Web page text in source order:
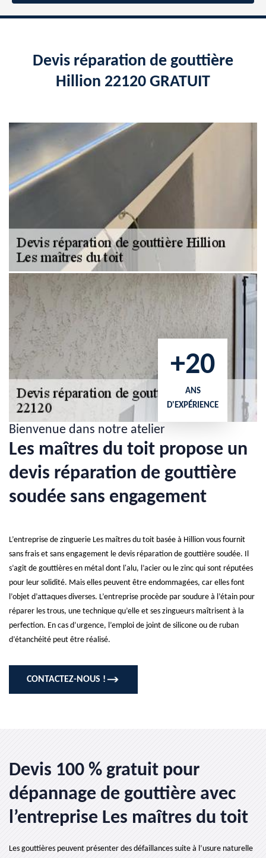
Devis réparation de gouttière
Hillion 22120 GRATUIT
+20
ANS
D'EXPÉRIENCE
Bienvenue dans notre atelier
Les maîtres du toit propose un
devis réparation de gouttière
soudée sans engagement
L’entreprise de zinguerie Les maîtres du toit basée à Hillion vous fournit
sans frais et sans engagement le devis réparation de gouttière soudée. Il
s’agit de gouttières en métal dont l'alu, l’acier ou le zinc qui sont réputées
pour leur solidité. Mais elles peuvent être endommagées, car elles font
l’objet d’attaques diverses. L’entreprise procède par soudure à l’étain pour
réparer les trous, une technique qu’elle et ses zingueurs maîtrisent à la
perfection. En cas d’urgence, l’emploi de joint de silicone ou de ruban
d’étanchéité peut être réalisé.
CONTACTEZ-NOUS !
Devis 100 % gratuit pour
dépannage de gouttière avec
l’entreprise Les maîtres du toit
Les gouttières peuvent présenter des défaillances suite à l’usure naturelle